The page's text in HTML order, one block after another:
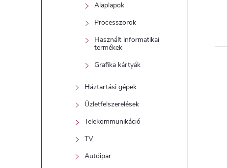
Alaplapok
Processzorok
Használt informatikai
termékek
Grafika kártyák
Háztartási gépek
Üzletfelszerelések
Telekommunikáció
TV
Autóipar